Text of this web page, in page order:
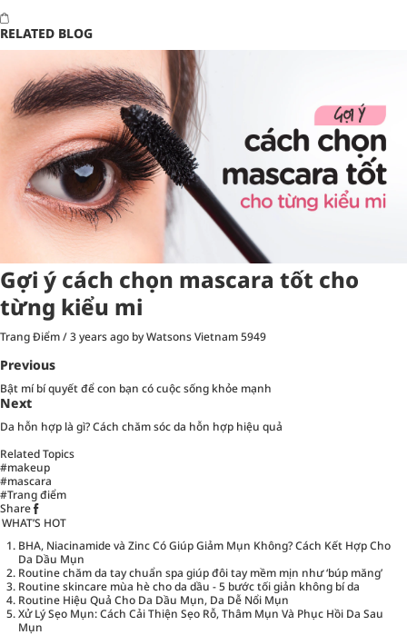
RELATED BLOG
Gợi ý cách chọn mascara tốt cho
từng kiểu mi
Trang Điểm/3 years ago by Watsons Vietnam5949
Previous
Bật mí bí quyết để con bạn có cuộc sống khỏe mạnh
Next
Da hỗn hợp là gì? Cách chăm sóc da hỗn hợp hiệu quả
Related Topics
#makeup
#mascara
#Trang điểm
Share
WHAT’S HOT
BHA, Niacinamide và Zinc Có Giúp Giảm Mụn Không? Cách Kết Hợp Cho
Da Dầu Mụn
Routine chăm da tay chuẩn spa giúp đôi tay mềm mịn như ‘búp măng’
Routine skincare mùa hè cho da dầu - 5 bước tối giản không bí da
Routine Hiệu Quả Cho Da Dầu Mụn, Da Dễ Nổi Mụn
Xử Lý Sẹo Mụn: Cách Cải Thiện Sẹo Rỗ, Thâm Mụn Và Phục Hồi Da Sau
Mụn